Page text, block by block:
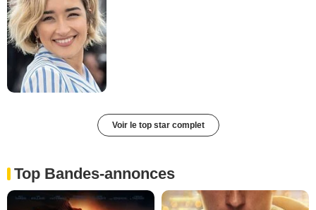
Voir le top star complet
Top Bandes-annonces